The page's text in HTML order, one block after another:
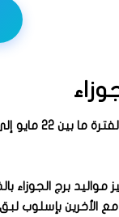
مواليد برج
مع الأخرين بإسلوب